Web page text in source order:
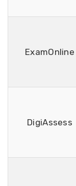
ExamOnline
DigiAssess